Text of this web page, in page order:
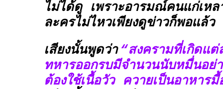
ไม่ได้ดู เพราะอารมณ์คนแก่เห
ละครไม่ไหวเพียงดูข่าวก็พอแล้ว
เสียงนั้นพูดว่า “สงครามที่เกิดแ
ทหารออกรบมีจำนวนนับหมื่นอย่
ต้องใช้เนื้อวัว ควายเป็นอาหาร